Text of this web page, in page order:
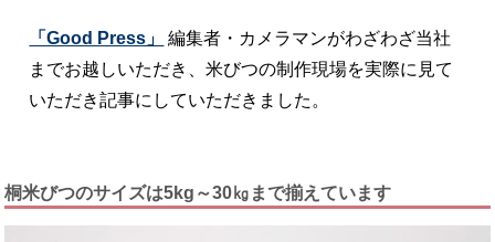
「Good Press」
編集者・カメラマンがわざわざ当社
までお越しいただき、米びつの制作現場を実際に見て
いただき記事にしていただきました。
桐米びつのサイズは5kg～30㎏まで揃えています